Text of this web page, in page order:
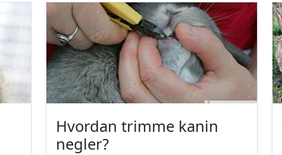
Hvordan trimme kanin
negler?